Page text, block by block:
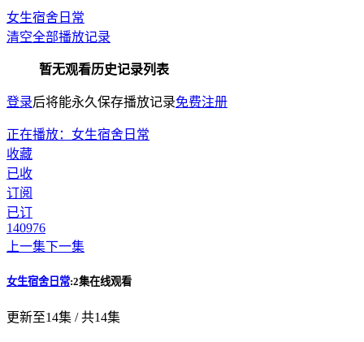
女生宿舍日常
清空全部播放记录
暂无观看历史记录列表
登录后将能永久保存播放记录免费注册
正在播放：女生宿舍日常
收藏
已收
订阅
已订
140976
上一集下一集
女生宿舍日常:2集在线观看
更新至14集 / 共14集